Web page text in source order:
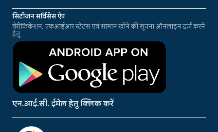
सिटीजन सर्विसेस ऐप
वेरीफिकेशन, एफआईआर स्टेटस एवं सामान खोने की सूचना ऑनलाइन दर्ज करने
हेतु
एन.आई.सी. ईमेल हेतु क्लिक करें